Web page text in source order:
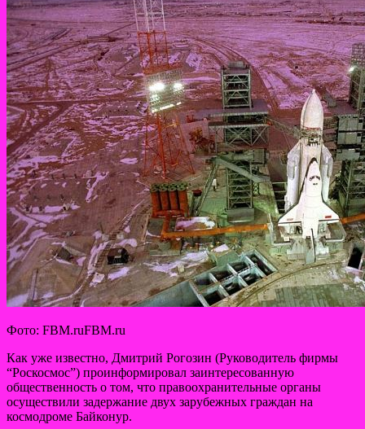
Фото: FBM.ruFBM.ru
Как уже известно, Дмитрий Рогозин (Руководитель фирмы
“Роскосмос”) проинформировал заинтересованную
общественность о том, что правоохранительные органы
осуществили задержание двух зарубежных граждан на
космодроме Байконур.